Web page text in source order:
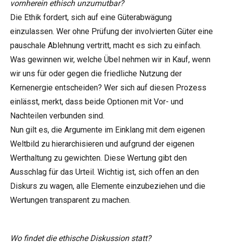
vornherein ethisch unzumutbar?
Die Ethik fordert, sich auf eine Güterabwägung
einzulassen. Wer ohne Prüfung der involvierten Güter eine
pauschale Ablehnung vertritt, macht es sich zu einfach.
Was gewinnen wir, welche Übel nehmen wir in Kauf, wenn
wir uns für oder gegen die friedliche Nutzung der
Kernenergie entscheiden? Wer sich auf diesen Prozess
einlässt, merkt, dass beide Optionen mit Vor- und
Nachteilen verbunden sind.
Nun gilt es, die Argumente im Einklang mit dem eigenen
Weltbild zu hierarchisieren und aufgrund der eigenen
Werthaltung zu gewichten. Diese Wertung gibt den
Ausschlag für das Urteil. Wichtig ist, sich offen an den
Diskurs zu wagen, alle Elemente einzubeziehen und die
Wertungen transparent zu machen.
Wo findet die ethische Diskussion statt?